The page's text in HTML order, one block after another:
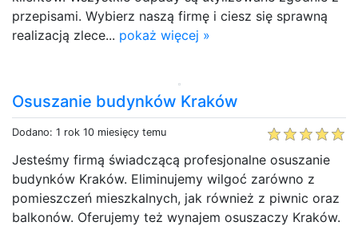
przepisami. Wybierz naszą firmę i ciesz się sprawną
realizacją zlece... pokaż więcej »
Osuszanie budynków Kraków
Dodano: 1 rok 10 miesięcy temu
Jesteśmy firmą świadczącą profesjonalne osuszanie
budynków Kraków. Eliminujemy wilgoć zarówno z
pomieszczeń mieszkalnych, jak również z piwnic oraz
balkonów. Oferujemy też wynajem osuszaczy Kraków.